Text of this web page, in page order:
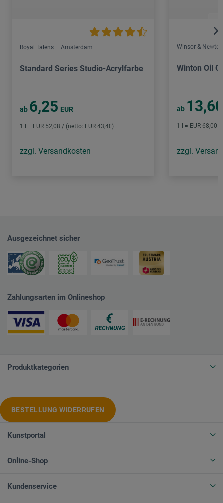
Royal Talens – Amsterdam
Standard Series Studio-Acrylfarbe
ab 6,25 EUR
1 l = EUR 52,08 / (netto: EUR 43,40)
zzgl. Versandkosten
Winsor & Newton
Winton Oil
ab 13,60
1 l = EUR 68,00
zzgl.
Ausgezeichnet sicher
Zahlungsarten im Onlineshop
Produktkategorien
BESTELLUNG WIDERRUFEN
Kunstportal
Online-Shop
Kundenservice